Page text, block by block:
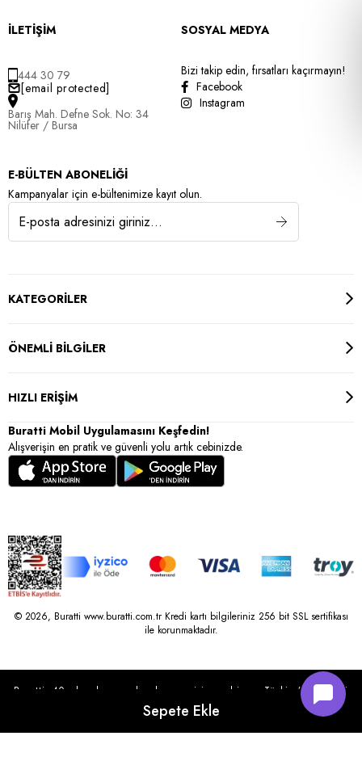
İLETİŞİM
444 30 79
[email protected]
Barış Mah. Defne Sok. No: 34
Nilüfer / Bursa
SOSYAL MEDYA
Bizi takip edin, fırsatları kaçırmayın!
Facebook
Instagram
E-BÜLTEN ABONELİĞİ
Kampanyalar için e-bültenimize kayıt olun.
KATEGORİLER
ÖNEMLİ BİLGİLER
HIZLI ERİŞİM
Buratti Mobil Uygulamasını Keşfedin!
Alışverişin en pratik ve güvenli yolu artık cebinizde.
© 2026, Buratti www.buratti.com.tr Kredi kartı bilgileriniz 256 bit SSL sertifikası
ile korunmaktadır.
Buratti, 40 yılı aşkın perakende geçmişine sahip ve Türkiye’nin çeşitli
illerinde 22 şubesi bulunan Çetin Family Mağazacılık tarafından
kurulmuştur.